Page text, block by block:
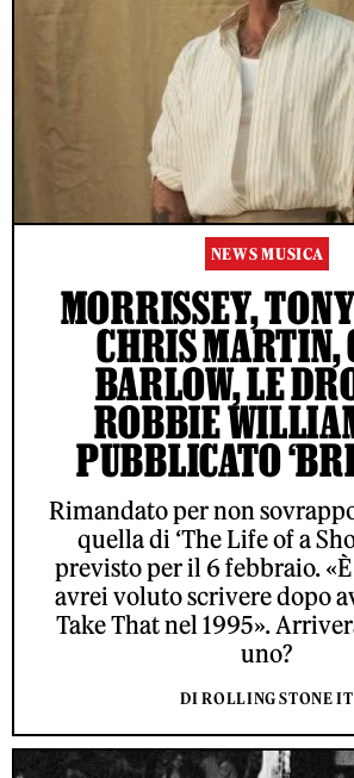
NEWS MUSICA
MORRISSEY,
CHRIS MARTIN,
BARLOW, LE
ROBBIE
PUBBLICATO
Rimandato per non
quella di ‘The Life of a
previsto per il 6 febbraio.
avrei voluto scrivere dopo
Take That nel 1995».
uno?
DI ROLLING STONE IT